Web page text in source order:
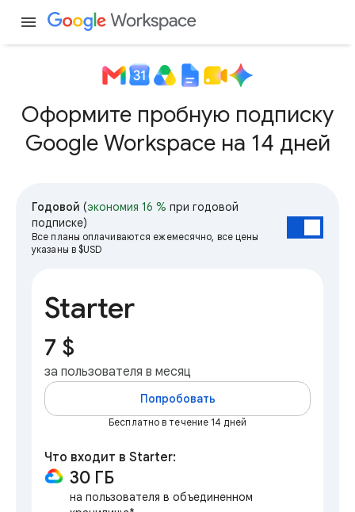
menu
Оформите пробную подписку
Google Workspace на 14 дней
Годовой (экономия 16 % при годовой
подписке)
Все планы оплачиваются ежемесячно, все цены
указаны в $USD
Starter
7 $
за пользователя в месяц
Попробовать
Бесплатно в течение 14 дней
Что входит в Starter:
30 ГБ
на пользователя в объединенном